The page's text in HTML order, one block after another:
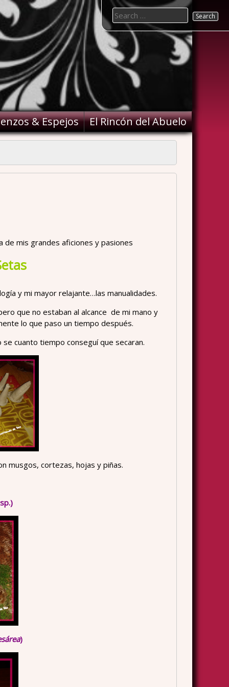
& Espejos El Rincón del Abuelo
Search
for:
mis grandes aficiones y pasiones
y mi mayor relajante…las manualidades.
que no estaban al alcance de mi mano y
lo que paso un tiempo después.
cuanto tiempo conseguí que secaran.
musgos, cortezas, hojas y piñas.
sp.)
)